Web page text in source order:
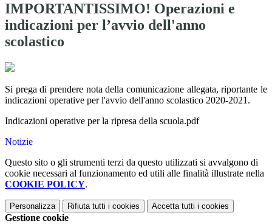
IMPORTANTISSIMO! Operazioni e
indicazioni per l’avvio dell'anno
scolastico
Si prega di prendere nota della comunicazione allegata, riportante le
indicazioni operative per l'avvio dell'anno scolastico 2020-2021.
Indicazioni operative per la ripresa della scuola.pdf
Notizie
Questo sito o gli strumenti terzi da questo utilizzati si avvalgono di
cookie necessari al funzionamento ed utili alle finalità illustrate nella
COOKIE POLICY.
Personalizza Rifiuta tutti i cookies Accetta tutti i cookies
Gestione cookie